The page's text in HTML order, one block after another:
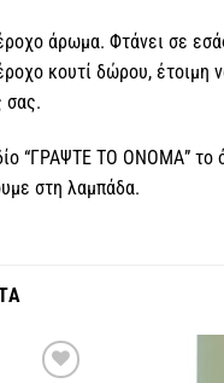
άρωμα. Φτάνει σε
κουτί δώρου, έτοιμη
σας.
“ΓΡΑΨΤΕ ΤΟ ΟΝΟΜΑ” το
στη λαμπάδα.